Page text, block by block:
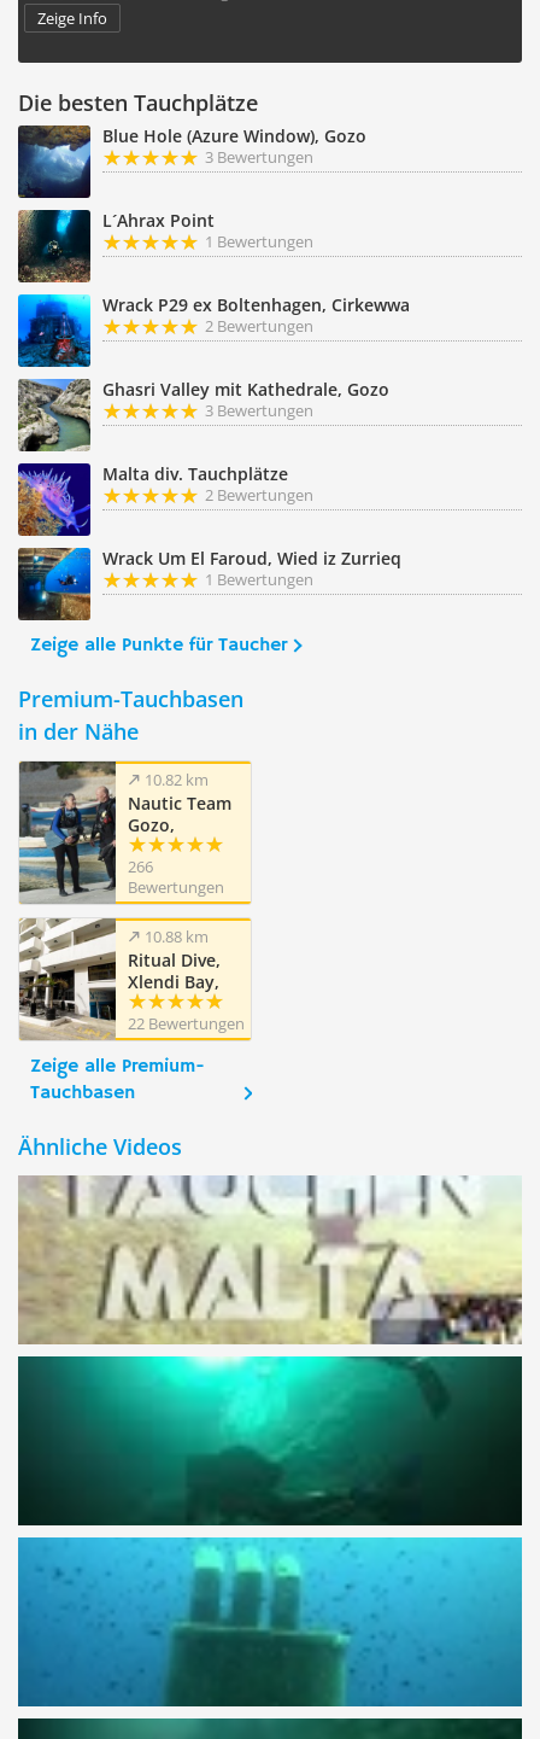
Zeige Info
Die besten Tauchplätze
Blue Hole (Azure Window), Gozo
3 Bewertungen
L´Ahrax Point
1 Bewertungen
Wrack P29 ex Boltenhagen, Cirkewwa
2 Bewertungen
Ghasri Valley mit Kathedrale, Gozo
3 Bewertungen
Malta div. Tauchplätze
2 Bewertungen
Wrack Um El Faroud, Wied iz Zurrieq
1 Bewertungen
Zeige alle Punkte für Taucher
Premium-Tauchbasen
in der Nähe
10.82 km
Nautic Team
Gozo,
Marsalforn,
Gozo
266
Bewertungen
10.88 km
Ritual Dive,
Xlendi Bay,
Gozo
22 Bewertungen
Zeige alle Premium-
Tauchbasen
Ähnliche Videos